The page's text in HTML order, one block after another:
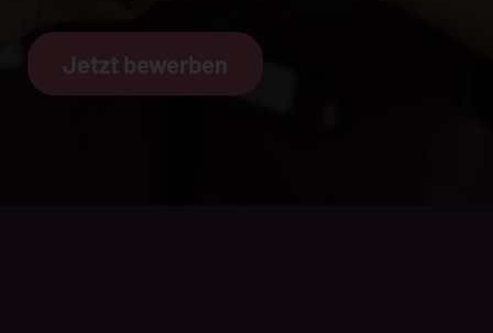
Jetzt bewerben